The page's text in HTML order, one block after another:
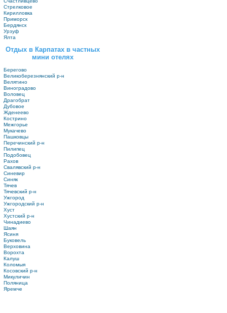
Стрелковое
Кирилловка
Приморск
Бердянск
Урзуф
Ялта
Отдых в Карпатах в частных
мини отелях
Берегово
Великоберезнянский р-н
Велятино
Виноградово
Воловец
Драгобрат
Дубовое
Жденеево
Кострино
Межгорье
Мукачево
Пашковцы
Перечинский р-н
Пилипец
Подобовец
Рахов
Свалявский р-н
Синевир
Синяк
Тячев
Тячевский р-н
Ужгород
Ужгородский р-н
Хуст
Хустский р-н
Чинадиево
Шаян
Ясиня
Буковель
Верховина
Ворохта
Калуш
Коломыя
Косовский р-н
Микуличин
Поляница
Яремче